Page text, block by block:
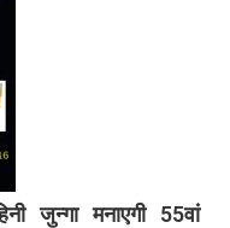
जुन्गा मनाएगी 55वां